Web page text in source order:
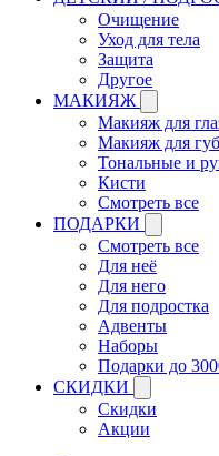
Очищение
Уход для тела
Защита
Другое
МАКИЯЖ
Макияж для
Макияж для губ
Тональные и
Кисти
Смотреть все
ПОДАРКИ
Смотреть все
Для неё
Для него
Для подростка
Адвенты
Наборы
Подарки до
СКИДКИ
Скидки
Акции